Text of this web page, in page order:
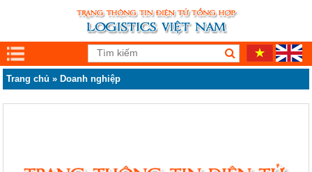
Trang chủ » Doanh nghiệp